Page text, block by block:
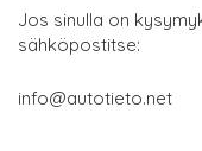
Jos sinulla on
sähköpostitse:
info@autotieto.net